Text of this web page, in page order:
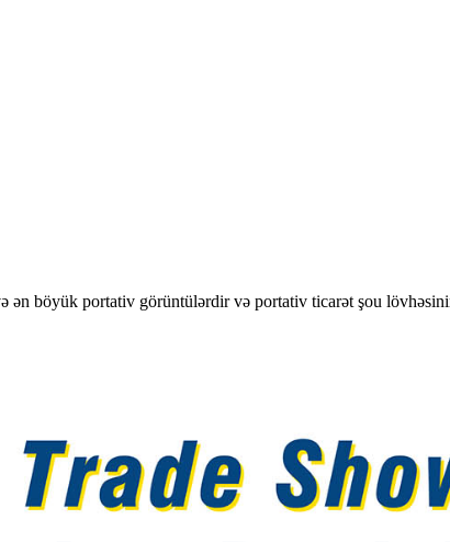
ən böyük portativ görüntülərdir və portativ ticarət şou